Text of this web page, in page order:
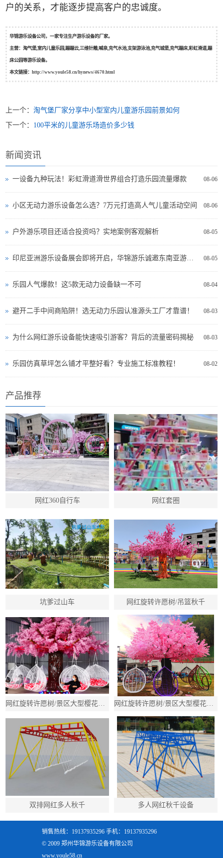
户的关系，才能逐步提高客户的忠诚度。
华锦游乐设备公司，一家专注生产游乐设备的厂家。
主营：淘气堡,室内儿童乐园,蹦蹦云,三维针雕,喊泉,充气水池,支架游泳池,充气城堡,充气蹦床,彩虹滑道,蹦
床公园等游乐设备。
本文链接：http://www.youle58.cn/hynews/4670.html
上一个：淘气堡厂家分享中小型室内儿童游乐园前景如何
下一个： 100平米的儿童游乐场造价多少钱
新闻资讯
08-06
一设备九种玩法！彩虹滑道滑世界组合打造乐园流量爆款
08-06
小区无动力游乐设备怎么选？7万元打造高人气儿童活动空间
08-05
户外游乐项目还适合投资吗？实地案例客观解析
08-05
印尼亚洲游乐设备展会即将开启，华锦游乐诚邀东南亚游乐投资者现场交流
08-04
乐园人气爆款！这5款无动力设备缺一不可
08-03
避开二手中间商陷阱！选无动力乐园认准源头工厂才靠谱！
08-03
为什么网红游乐设备能快速吸引游客？背后的流量密码揭秘
08-02
乐园仿真草坪怎么铺才平整好看？专业施工标准教程！
产品推荐
网红360自行车 网红套圈
坑爹过山车 网红旋转许愿树/吊篮秋千
网红旋转许愿树/景区大型樱花树秋千/吊篮多人旋转秋千 网红旋转许愿树/景区大型樱花树秋千/吊篮多人旋转秋千
双排网红多人秋千 多人网红秋千设备
销售热线：19137935296 手机：19137935296
© 2009 郑州华锦游乐设备有限公司
www.youle58.cn